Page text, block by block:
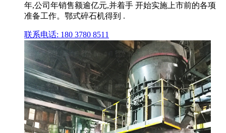
年,公司年销售额逾亿元,并着手 开始实施上市前的各项
准备工作。鄂式碎石机得到 .
联系电话: 180 3780 8511